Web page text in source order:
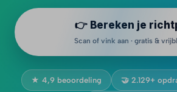
👉 Bereken je
Scan of vink aan · gratis &
★ 4,9 beoordeling 🤝 2.129+